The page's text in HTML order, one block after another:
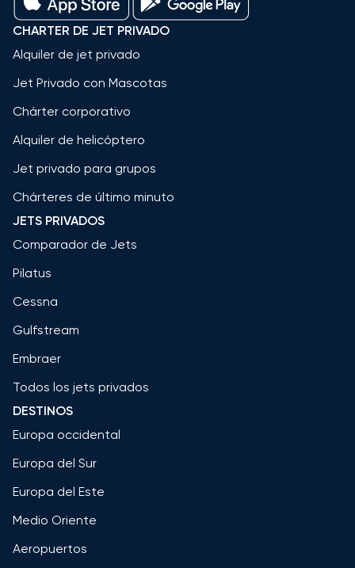
CHARTER DE JET PRIVADO
Alquiler de jet privado
Jet Privado con Mascotas
Chárter corporativo
Alquiler de helicóptero
Jet privado para grupos
Chárteres de último minuto
JETS PRIVADOS
Comparador de Jets
Pilatus
Cessna
Gulfstream
Embraer
Todos los jets privados
DESTINOS
Europa occidental
Europa del Sur
Europa del Este
Medio Oriente
Aeropuertos